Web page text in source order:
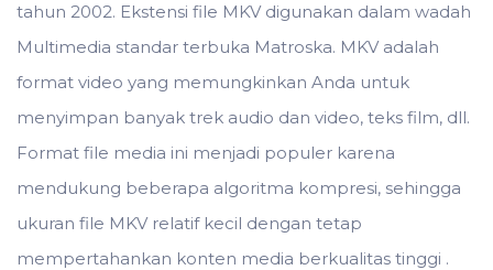
tahun 2002. Ekstensi file MKV digunakan dalam wadah
Multimedia standar terbuka Matroska. MKV adalah
format video yang memungkinkan Anda untuk
menyimpan banyak trek audio dan video, teks film, dll.
Format file media ini menjadi populer karena
mendukung beberapa algoritma kompresi, sehingga
ukuran file MKV relatif kecil dengan tetap
mempertahankan konten media berkualitas tinggi .